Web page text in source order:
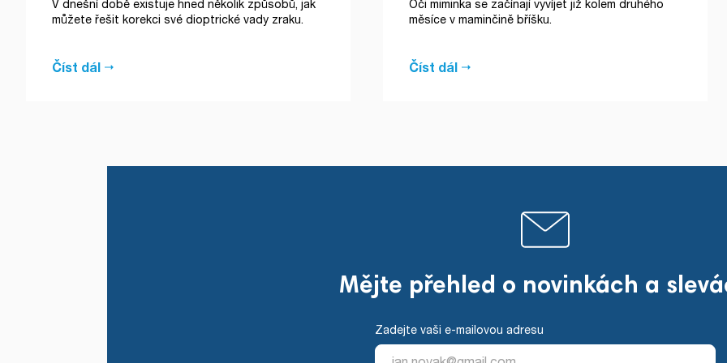
V dnešní době existuje hned několik způsobů, jak
můžete řešit korekci své dioptrické vady zraku.
Číst dál
Oči miminka se začínají vyvíjet již kolem druhého
měsíce v maminčině bříšku.
Číst dál
Mějte přehled o novinkách a
Zadejte vaši e-mailovou adresu